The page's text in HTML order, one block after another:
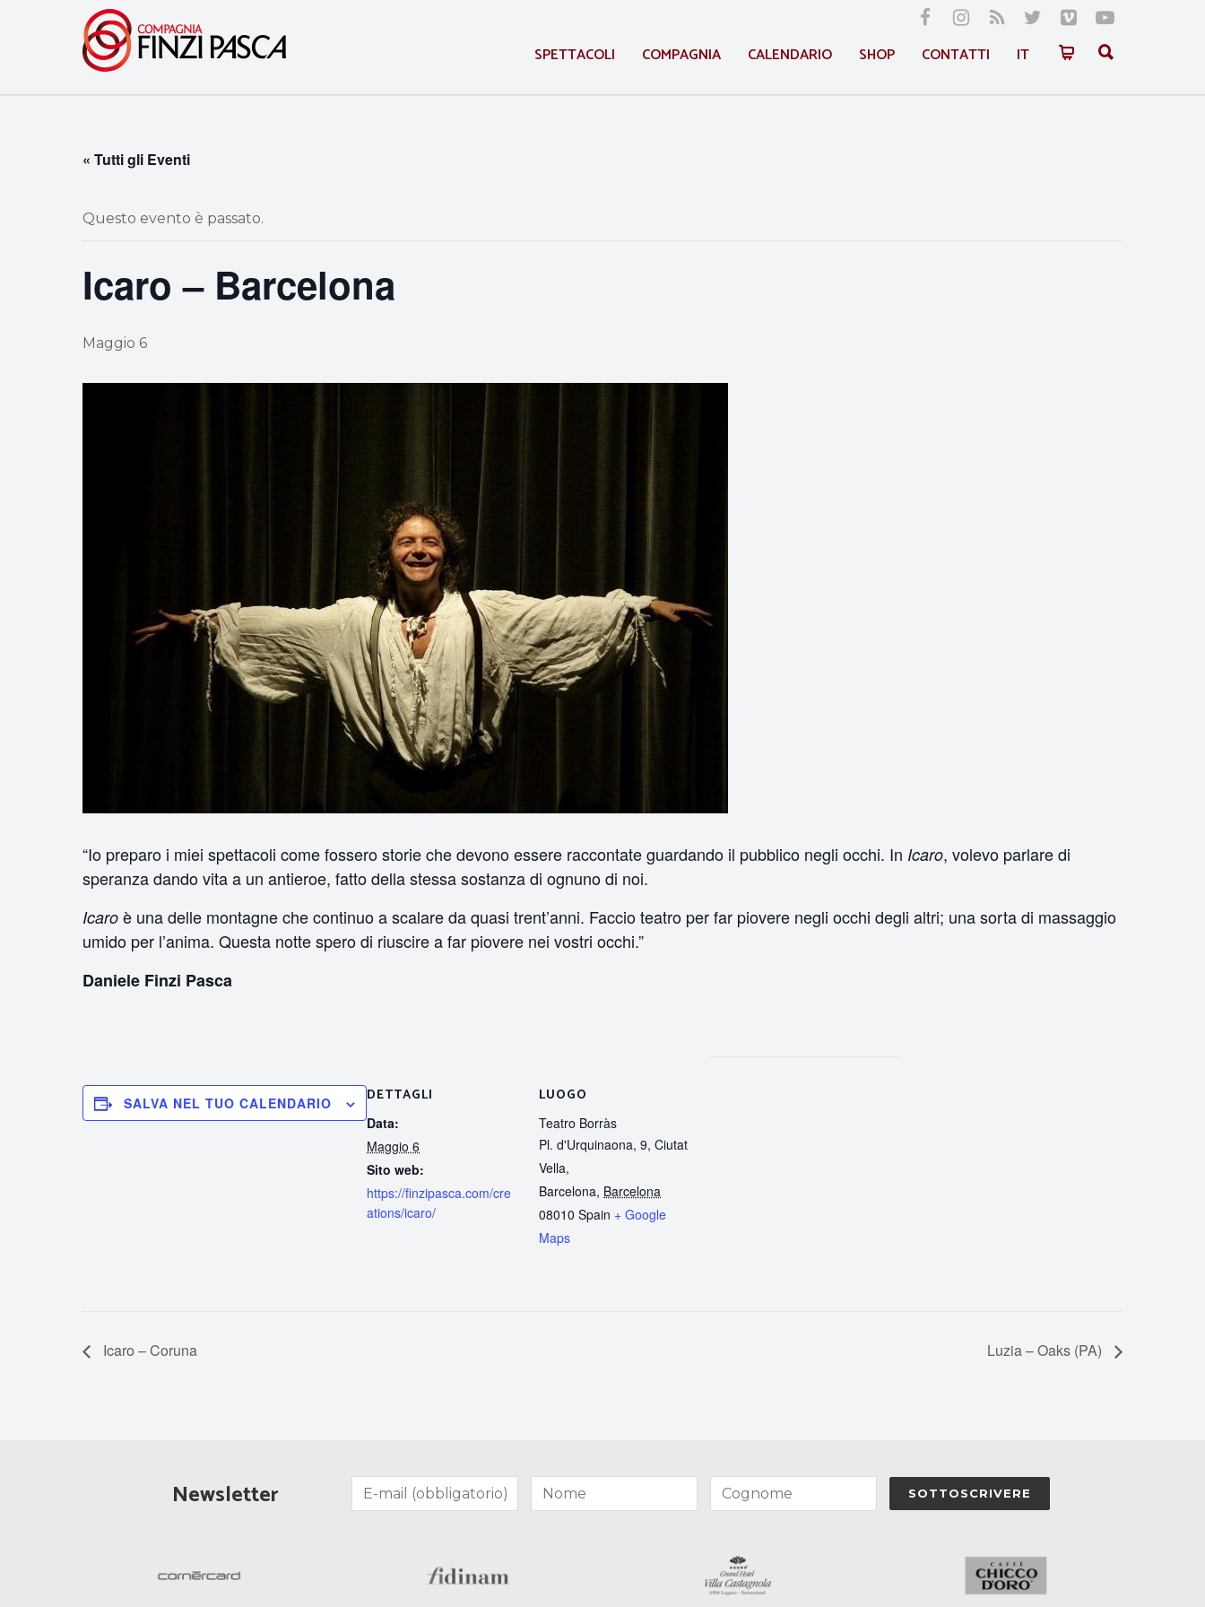
SPETTACOLI COMPAGNIA CALENDARIO SHOP CONTATTI IT
« Tutti gli Eventi
Questo evento è passato.
Icaro – Barcelona
Maggio 6
“Io preparo i miei spettacoli come fossero storie che devono essere raccontate guardando il pubblico negli occhi. In Icaro, volevo parlare di
speranza dando vita a un antieroe, fatto della stessa sostanza di ognuno di noi.
Icaro è una delle montagne che continuo a scalare da quasi trent’anni. Faccio teatro per far piovere negli occhi degli altri; una sorta di massaggio
umido per l’anima. Questa notte spero di riuscire a far piovere nei vostri occhi.”
Daniele Finzi Pasca
SALVA NEL TUO CALENDARIO DETTAGLI
Data:
Maggio 6
Sito web:
https://finzipasca.com/cre
ations/icaro/
LUOGO
Teatro Borràs
Pl. d'Urquinaona, 9, Ciutat
Vella,
Barcelona, Barcelona
08010 Spain + Google
Maps
Icaro – Coruna Luzia – Oaks (PA)
Newsletter